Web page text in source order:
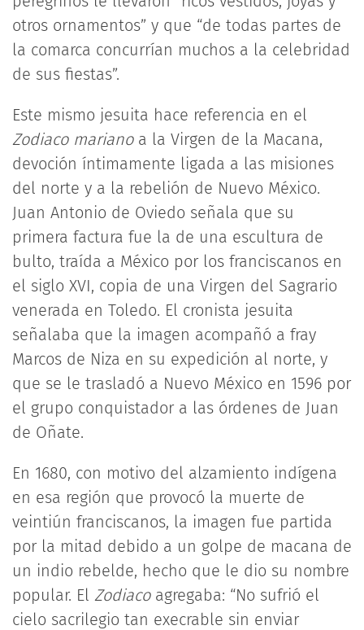
otros ornamentos” y que “de todas partes de
la comarca concurrían muchos a la celebridad
de sus fiestas”.
Este mismo jesuita hace referencia en el
Zodiaco marianoa la Virgen de la Macana,
devoción íntimamente ligada a las misiones
del norte y a la rebelión de Nuevo México.
Juan Antonio de Oviedo señala que su
primera factura fue la de una escultura de
bulto, traída a México por los franciscanos en
el siglo XVI, copia de una Virgen del Sagrario
venerada en Toledo. El cronista jesuita
señalaba que la imagen acompañó a fray
Marcos de Niza en su expedición al norte, y
que se le trasladó a Nuevo México en 1596 por
el grupo conquistador a las órdenes de Juan
de Oñate.
En 1680, con motivo del alzamiento indígena
en esa región que provocó la muerte de
veintiún franciscanos, la imagen fue partida
por la mitad debido a un golpe de macana de
un indio rebelde, hecho que le dio su nombre
popular. El Zodiacoagregaba: “No sufrió el
cielo sacrilegio tan execrable sin enviar